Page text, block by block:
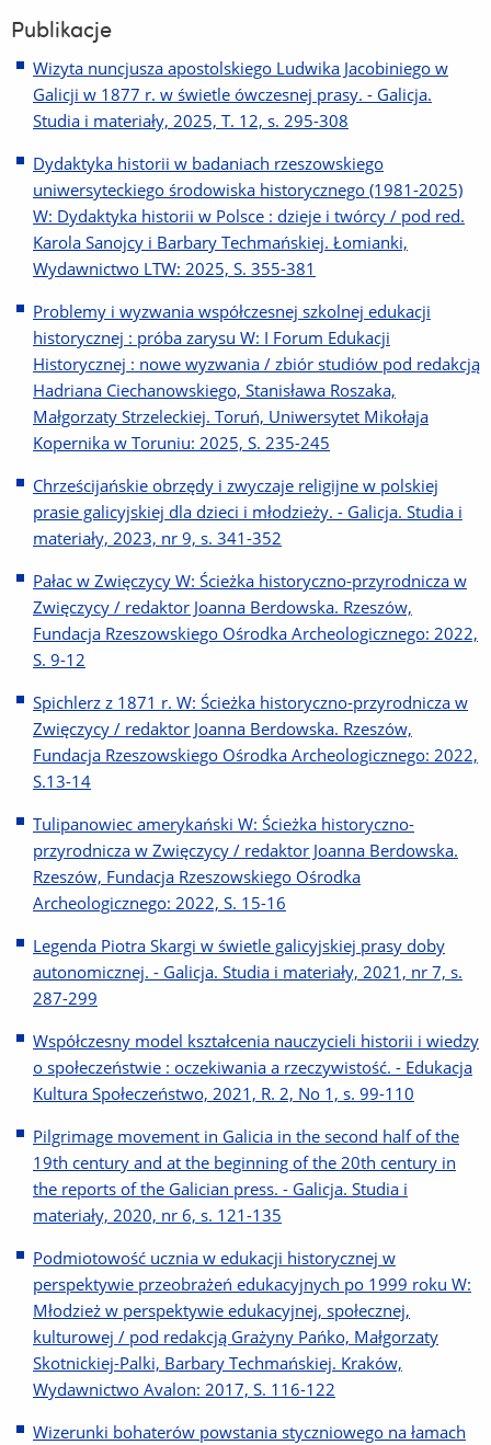
Publikacje
Wizyta nuncjusza apostolskiego Ludwika Jacobiniego w
Galicji w 1877 r. w świetle ówczesnej prasy. - Galicja.
Studia i materiały, 2025, T. 12, s. 295-308
Dydaktyka historii w badaniach rzeszowskiego
uniwersyteckiego środowiska historycznego (1981-2025)
W: Dydaktyka historii w Polsce : dzieje i twórcy / pod red.
Karola Sanojcy i Barbary Techmańskiej. Łomianki,
Wydawnictwo LTW: 2025, S. 355-381
Problemy i wyzwania współczesnej szkolnej edukacji
historycznej : próba zarysu W: I Forum Edukacji
Historycznej : nowe wyzwania / zbiór studiów pod redakcją
Hadriana Ciechanowskiego, Stanisława Roszaka,
Małgorzaty Strzeleckiej. Toruń, Uniwersytet Mikołaja
Kopernika w Toruniu: 2025, S. 235-245
Chrześcijańskie obrzędy i zwyczaje religijne w polskiej
prasie galicyjskiej dla dzieci i młodzieży. - Galicja. Studia i
materiały, 2023, nr 9, s. 341-352
Pałac w Zwięczycy W: Ścieżka historyczno-przyrodnicza w
Zwięczycy / redaktor Joanna Berdowska. Rzeszów,
Fundacja Rzeszowskiego Ośrodka Archeologicznego: 2022,
S. 9-12
Spichlerz z 1871 r. W: Ścieżka historyczno-przyrodnicza w
Zwięczycy / redaktor Joanna Berdowska. Rzeszów,
Fundacja Rzeszowskiego Ośrodka Archeologicznego: 2022,
S.13-14
Tulipanowiec amerykański W: Ścieżka historyczno-
przyrodnicza w Zwięczycy / redaktor Joanna Berdowska.
Rzeszów, Fundacja Rzeszowskiego Ośrodka
Archeologicznego: 2022, S. 15-16
Legenda Piotra Skargi w świetle galicyjskiej prasy doby
autonomicznej. - Galicja. Studia i materiały, 2021, nr 7, s.
287-299
Współczesny model kształcenia nauczycieli historii i wiedzy
o społeczeństwie : oczekiwania a rzeczywistość. - Edukacja
Kultura Społeczeństwo, 2021, R. 2, No 1, s. 99-110
Pilgrimage movement in Galicia in the second half of the
19th century and at the beginning of the 20th century in
the reports of the Galician press. - Galicja. Studia i
materiały, 2020, nr 6, s. 121-135
Podmiotowość ucznia w edukacji historycznej w
perspektywie przeobrażeń edukacyjnych po 1999 roku W:
Młodzież w perspektywie edukacyjnej, społecznej,
kulturowej / pod redakcją Grażyny Pańko, Małgorzaty
Skotnickiej-Palki, Barbary Techmańskiej. Kraków,
Wydawnictwo Avalon: 2017, S. 116-122
Wizerunki bohaterów powstania styczniowego na łamach